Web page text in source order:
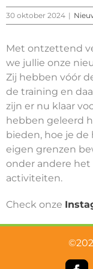
30 oktober 2024 |
Met ontzettend
we jullie onze
Zij hebben vóór
de training en
zijn er nu klaar
hebben geleerd
bieden, hoe je
eigen grenzen
onder andere
activiteiten.
Check onze